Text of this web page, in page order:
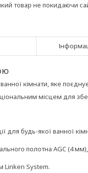
товар не покидаючи
кімнати, яке поєднує
місцем для
для будь-якої ванної
полотна AGC (4
Linken System.